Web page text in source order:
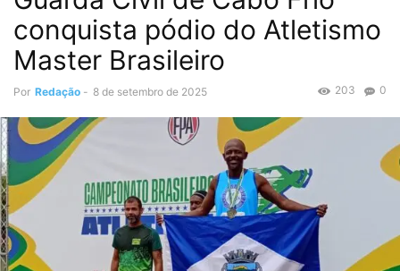
conquista pódio do Atletismo
Master Brasileiro
Por Redação - 8 de setembro de 2025 0
203